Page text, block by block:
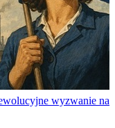
wyzwanie na